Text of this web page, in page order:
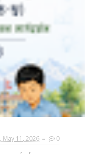
May 11, 2026 0